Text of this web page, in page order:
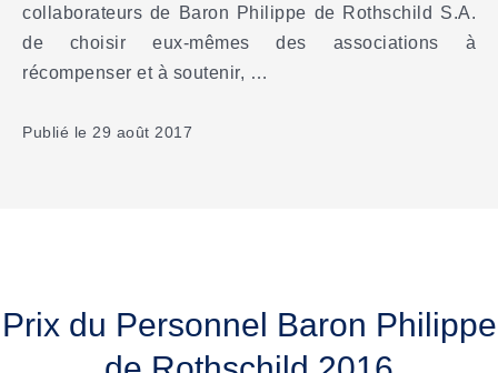
collaborateurs de Baron Philippe de Rothschild S.A.
de choisir eux-mêmes des associations à
récompenser et à soutenir, …
Publié le 29 août 2017
Prix du Personnel Baron Philippe